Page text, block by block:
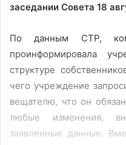
заседании Совета 18
По данным СТР,
проинформировала
структуре
чего учреждение
вещателю, что он
любые изменения,
заявленные данные.